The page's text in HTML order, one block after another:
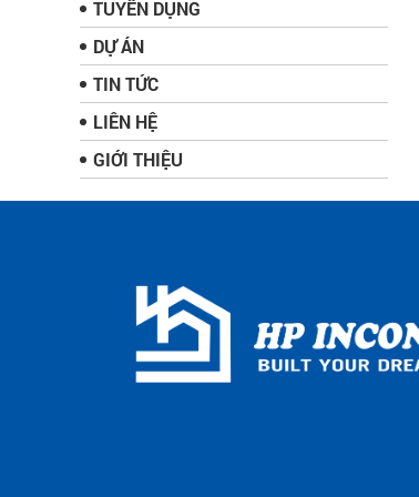
TUYỂN DỤNG
DỰ ÁN
TIN TỨC
LIÊN HỆ
GIỚI THIỆU